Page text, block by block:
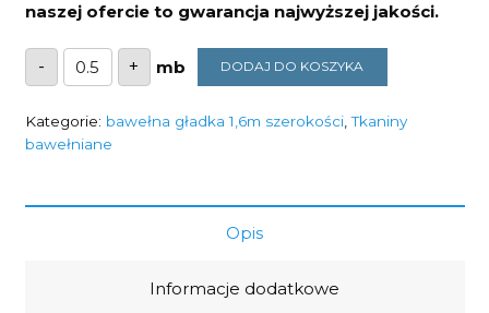
naszej ofercie to gwarancja najwyższej jakości.
-
ilość
Tkanina
fiolet
szerokość
1,6m
+ DODAJ DO KOSZYKA
Kategorie: bawełna gładka 1,6m szerokości,Tkaniny
bawełniane
Opis
Informacje dodatkowe